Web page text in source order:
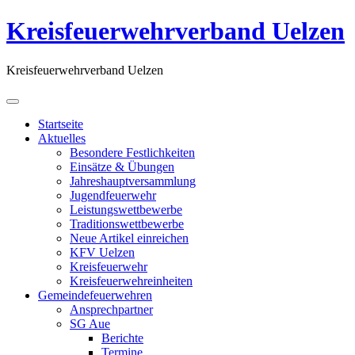
Kreisfeuerwehrverband Uelzen
Kreisfeuerwehrverband Uelzen
Startseite
Aktuelles
Besondere Festlichkeiten
Einsätze & Übungen
Jahreshauptversammlung
Jugendfeuerwehr
Leistungswettbewerbe
Traditionswettbewerbe
Neue Artikel einreichen
KFV Uelzen
Kreisfeuerwehr
Kreisfeuerwehreinheiten
Gemeindefeuerwehren
Ansprechpartner
SG Aue
Berichte
Termine